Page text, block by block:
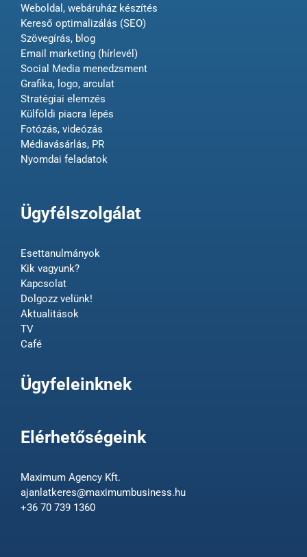
Weboldal, webáruház készítés
Kereső optimalizálás (SEO)
Szövegírás, blog
Email marketing (hírlevél)
Social Media menedzsment
Grafika, logo, arculat
Stratégiai elemzés
Külföldi piacra lépés
Fotózás, videózás
Médiavásárlás, PR
Nyomdai feladatok
Ügyfélszolgálat
Esettanulmányok
Kik vagyunk?
Kapcsolat
Dolgozz velünk!
Aktualitások
TV
Café
Ügyfeleinknek
Elérhetőségeink
Maximum Agency Kft.
ajanlatkeres@maximumbusiness.hu
+36 70 739 1360